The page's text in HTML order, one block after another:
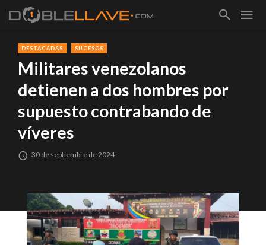
DESTACADAS SUCESOS
Militares venezolanos
detienen a dos hombres por
supuesto contrabando de
víveres
30 de septiembre de 2024